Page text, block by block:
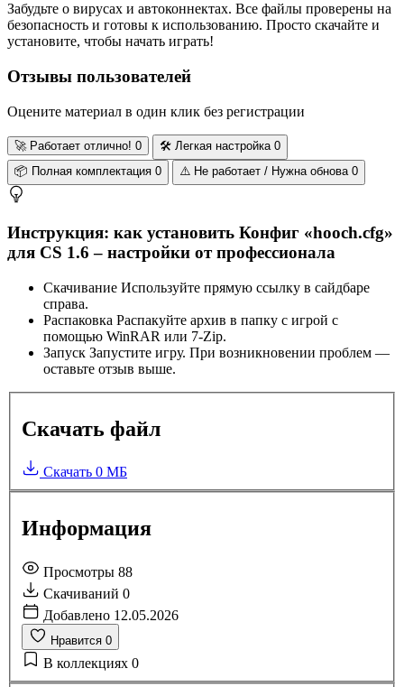
Забудьте о вирусах и автоконнектах. Все файлы проверены на
безопасность и готовы к использованию. Просто скачайте и
установите, чтобы начать играть!
Отзывы пользователей
Оцените материал в один клик без регистрации
🚀Работает отлично! 0 🛠️ Легкая настройка 0
📦 Полная комплектация 0 ⚠️ Не работает / Нужна обнова 0
Инструкция: как установить Конфиг «hooch.cfg»
для CS 1.6 – настройки от профессионала
Скачивание Используйте прямую ссылку в сайдбаре
справа.
Распаковка Распакуйте архив в папку с игрой с
помощью WinRAR или 7-Zip.
Запуск Запустите игру. При возникновении проблем —
оставьте отзыв выше.
Скачать файл
Скачать 0 МБ
Информация
Просмотры 88
Скачиваний 0
Добавлено 12.05.2026
Нравится 0
В коллекциях 0